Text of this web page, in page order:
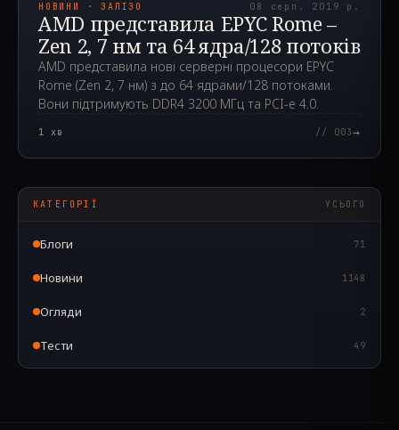
НОВИНИ · ЗАЛІЗО 08 серп. 2019 р.
AMD представила EPYC Rome –
Zen 2, 7 нм та 64 ядра/128 потоків
AMD представила нові серверні процесори EPYC
Rome (Zen 2, 7 нм) з до 64 ядрами/128 потоками.
Вони підтримують DDR4 3200 МГц та PCI-e 4.0.
1 хв // 003→
КАТЕГОРІЇ УСЬОГО
Блоги 71
Новини 1148
Огляди 2
Тести 49